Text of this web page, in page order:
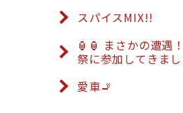
スパイスMIX!!
🏮🏮 まさかの遭遇
祭に参加してきまし
愛車🚬